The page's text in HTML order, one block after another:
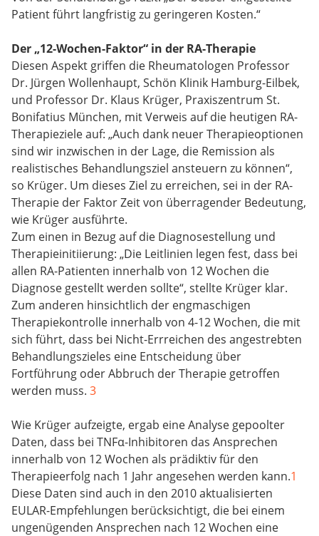
Patient führt langfristig zu geringeren Kosten.“
Der „12-Wochen-Faktor“ in der RA-Therapie
Diesen Aspekt griffen die Rheumatologen Professor
Dr. Jürgen Wollenhaupt, Schön Klinik Hamburg-Eilbek,
und Professor Dr. Klaus Krüger, Praxiszentrum St.
Bonifatius München, mit Verweis auf die heutigen RA-
Therapieziele auf: „Auch dank neuer Therapieoptionen
sind wir inzwischen in der Lage, die Remission als
realistisches Behandlungsziel ansteuern zu können“,
so Krüger. Um dieses Ziel zu erreichen, sei in der RA-
Therapie der Faktor Zeit von überragender Bedeutung,
wie Krüger ausführte.
Zum einen in Bezug auf die Diagnosestellung und
Therapieinitiierung: „Die Leitlinien legen fest, dass bei
allen RA-Patienten innerhalb von 12 Wochen die
Diagnose gestellt werden sollte“, stellte Krüger klar.
Zum anderen hinsichtlich der engmaschigen
Therapiekontrolle innerhalb von 4-12 Wochen, die mit
sich führt, dass bei Nicht-Errreichen des angestrebten
Behandlungszieles eine Entscheidung über
Fortführung oder Abbruch der Therapie getroffen
werden muss. 3
Wie Krüger aufzeigte, ergab eine Analyse gepoolter
Daten, dass bei TNFα-Inhibitoren das Ansprechen
innerhalb von 12 Wochen als prädiktiv für den
Therapieerfolg nach 1 Jahr angesehen werden kann.1
Diese Daten sind auch in den 2010 aktualisierten
EULAR-Empfehlungen berücksichtigt, die bei einem
ungenügenden Ansprechen nach 12 Wochen eine